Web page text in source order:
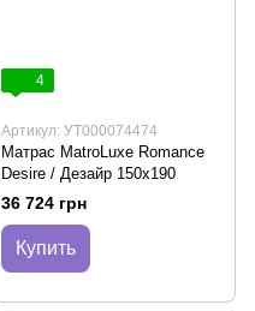
4
Артикул: УТ000074474
Матрас MatroLuxe Romance
Desire / Дезайр 150х190
36 724 грн
Купить